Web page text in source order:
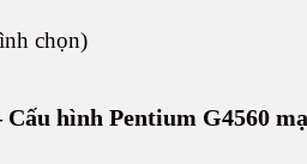
re
chọn)
hình Pentium G4560